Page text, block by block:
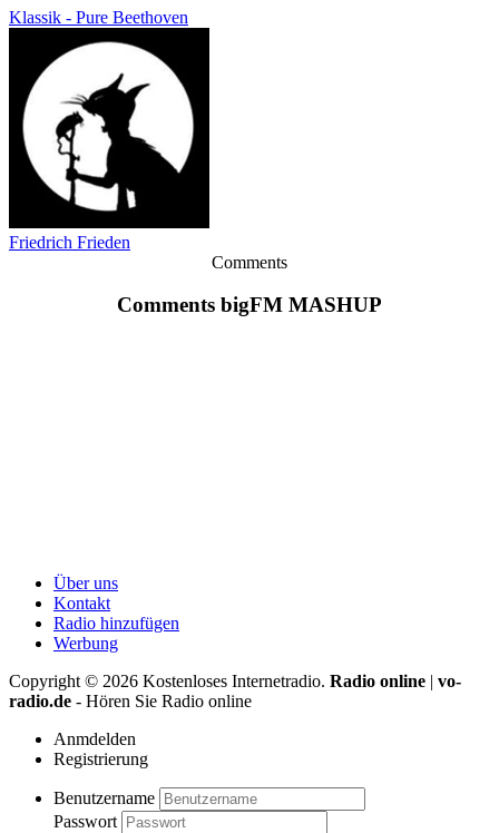
Klassik - Pure Beethoven
Friedrich Frieden
Comments
Comments bigFM MASHUP
Über uns
Kontakt
Radio hinzufügen
Werbung
Copyright © 2026 Kostenloses Internetradio. Radio online | vo-
radio.de - Hören Sie Radio online
Anmdelden
Registrierung
Benutzername
Passwort